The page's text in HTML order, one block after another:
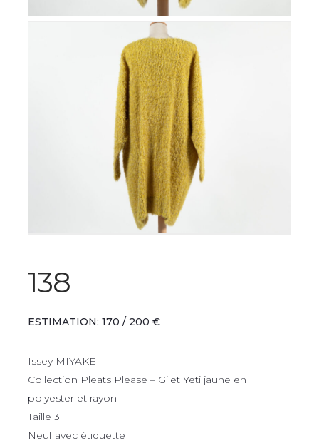
138
ESTIMATION: 170 / 200 €
Issey MIYAKE
Collection Pleats Please – Gilet Yeti jaune en
polyester et rayon
Taille 3
Neuf avec étiquette